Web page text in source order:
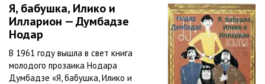
Я, бабушка, Илико и
Илларион — Думбадзе
Нодар
В 1961 году вышла в свет книга
молодого прозаика Нодара
Думбадзе «Я, бабушка, Илико и